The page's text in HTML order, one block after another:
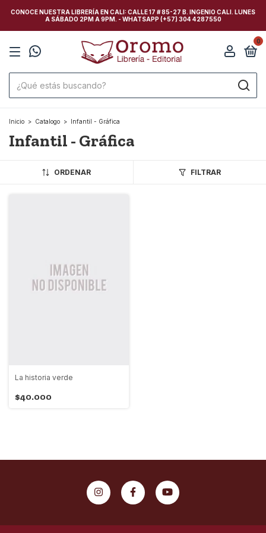
CONOCE NUESTRA LIBRERÍA EN CALI: CALLE 17 # 85-27 B. INGENIO CALI. LUNES
A SÁBADO 2PM A 9PM. - WHATSAPP (+57) 304 4287550
0
Inicio > Catalogo > Infantil - Gráfica
Infantil - Gráfica
ORDENAR FILTRAR
La historia verde
$40.000